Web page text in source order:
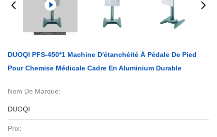
DUOQI PFS-450*1 Machine D'étanchéité À Pédale De Pied
Pour Chemise Médicale Cadre En Aluminium Durable
Nom De Marque:
DUOQI
Prix: